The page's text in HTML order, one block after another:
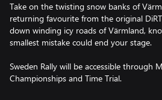
Take on the twisting snow banks of
returning favourite from the original
down winding icy roads of Värmland,
smallest mistake could end your stage.
Sweden Rally will be accessible through
Championships and Time Trial.